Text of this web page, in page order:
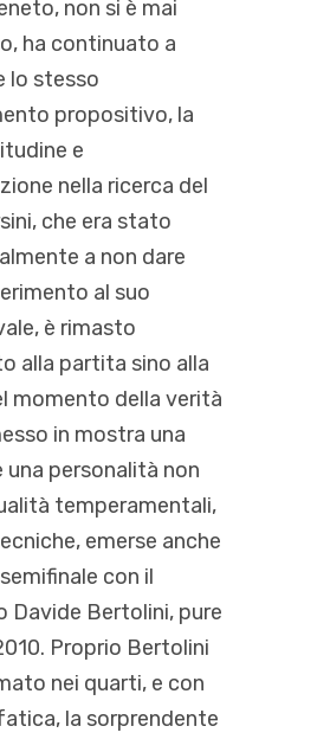
non si è mai
ha continuato a
lo stesso
propositivo, la
e
nella ricerca del
che era stato
a non dare
al suo
è rimasto
alla partita sino alla
momento della verità
in mostra una
una personalità non
temperamentali,
emerse anche
con il
Davide Bertolini, pure
Proprio Bertolini
nei quarti, e con
la sorprendente